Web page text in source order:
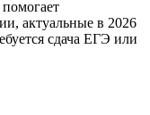
актуальные в 2026
сдача ЕГЭ или